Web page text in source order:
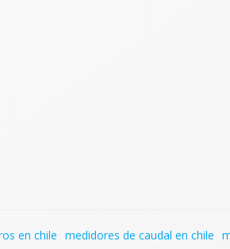
en chile medidores de caudal en chile